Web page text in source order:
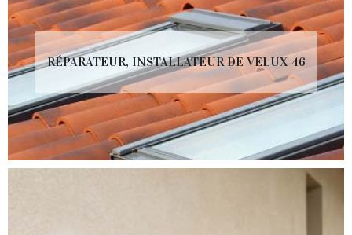
RÉPARATEUR, INSTALLATEUR DE VELUX 46